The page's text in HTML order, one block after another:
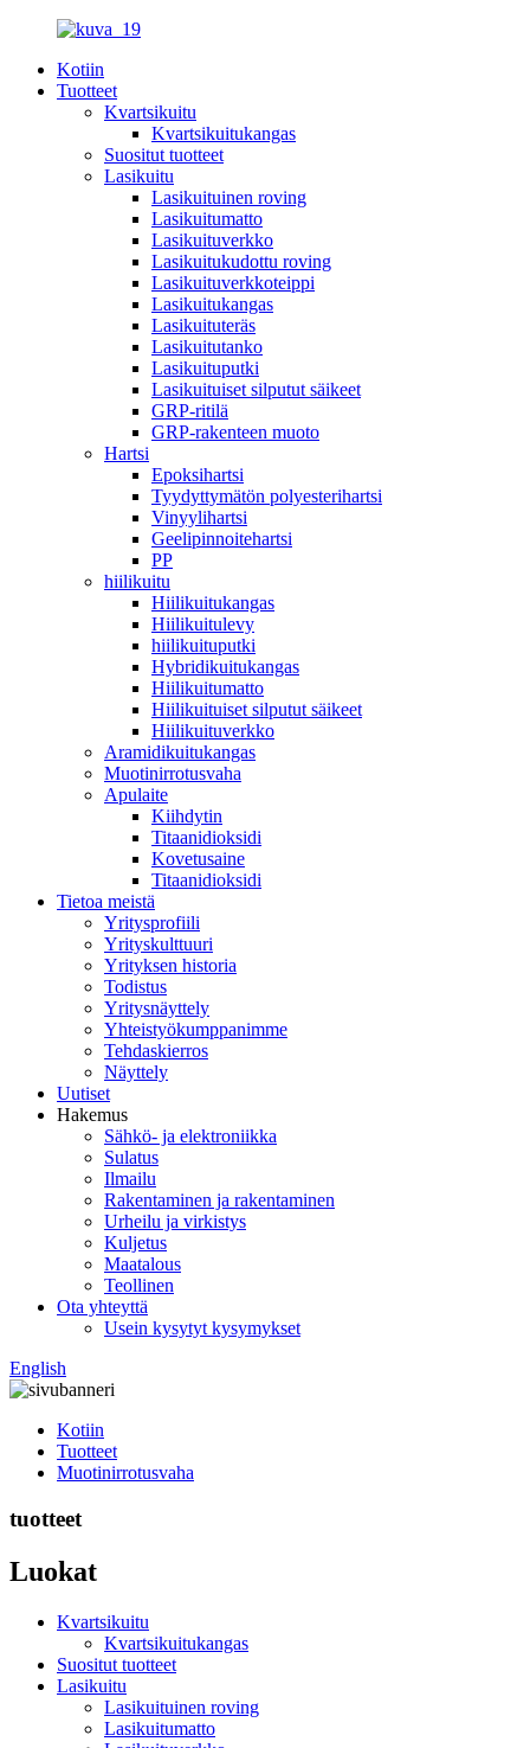
Kotiin
Tuotteet
Kvartsikuitu
Kvartsikuitukangas
Suositut tuotteet
Lasikuitu
Lasikuituinen roving
Lasikuitumatto
Lasikuituverkko
Lasikuitukudottu roving
Lasikuituverkkoteippi
Lasikuitukangas
Lasikuituteräs
Lasikuitutanko
Lasikuituputki
Lasikuituiset silputut säikeet
GRP-ritilä
GRP-rakenteen muoto
Hartsi
Epoksihartsi
Tyydyttymätön polyesterihartsi
Vinyylihartsi
Geelipinnoitehartsi
PP
hiilikuitu
Hiilikuitukangas
Hiilikuitulevy
hiilikuituputki
Hybridikuitukangas
Hiilikuitumatto
Hiilikuituiset silputut säikeet
Hiilikuituverkko
Aramidikuitukangas
Muotinirrotusvaha
Apulaite
Kiihdytin
Titaanidioksidi
Kovetusaine
Titaanidioksidi
Tietoa meistä
Yritysprofiili
Yrityskulttuuri
Yrityksen historia
Todistus
Yritysnäyttely
Yhteistyökumppanimme
Tehdaskierros
Näyttely
Uutiset
Hakemus
Sähkö- ja elektroniikka
Sulatus
Ilmailu
Rakentaminen ja rakentaminen
Urheilu ja virkistys
Kuljetus
Maatalous
Teollinen
Ota yhteyttä
Usein kysytyt kysymykset
English
Kotiin
Tuotteet
Muotinirrotusvaha
tuotteet
Luokat
Kvartsikuitu
Kvartsikuitukangas
Suositut tuotteet
Lasikuitu
Lasikuituinen roving
Lasikuitumatto